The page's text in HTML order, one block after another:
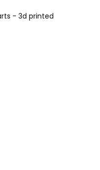
- 3d printed